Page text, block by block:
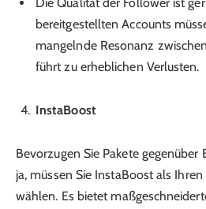
bereitgestellten Accounts
mangelnde Resonanz
führt zu erheblichen Verlusten.
InstaBoost
Bevorzugen Sie Pakete gegenüber
ja, müssen Sie InstaBoost als
wählen. Es bietet